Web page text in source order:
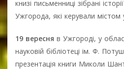
книзі письменниці зібрані
Ужгорода, які керували містом у
19 вересня в Ужгороді, у
науковій бібліотеці ім. Ф.
презентація книги Миколи